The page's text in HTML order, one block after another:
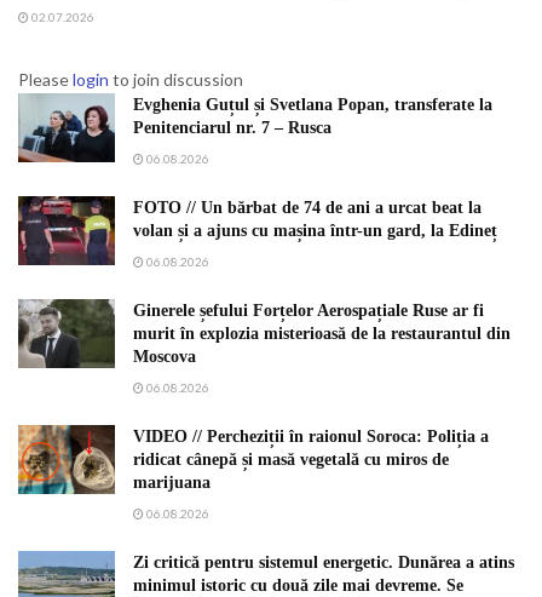
02.07.2026
Pleaselogin to join discussion
Evghenia Guțul și Svetlana Popan, transferate la
Penitenciarul nr. 7 – Rusca
06.08.2026
FOTO // Un bărbat de 74 de ani a urcat beat la
volan și a ajuns cu mașina într-un gard, la Edineț
06.08.2026
Ginerele șefului Forțelor Aerospațiale Ruse ar fi
murit în explozia misterioasă de la restaurantul din
Moscova
06.08.2026
VIDEO // Percheziții în raionul Soroca: Poliția a
ridicat cânepă și masă vegetală cu miros de
marijuana
06.08.2026
Zi critică pentru sistemul energetic. Dunărea a atins
minimul istoric cu două zile mai devreme. Se